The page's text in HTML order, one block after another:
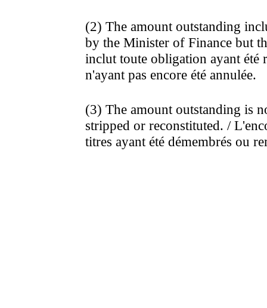
(2) The amount outstanding
by the Minister of Finance but
inclut toute obligation ayant été
n'ayant pas encore été annulée.
(3) The amount outstanding is
stripped or reconstituted. /
titres ayant été démembrés ou